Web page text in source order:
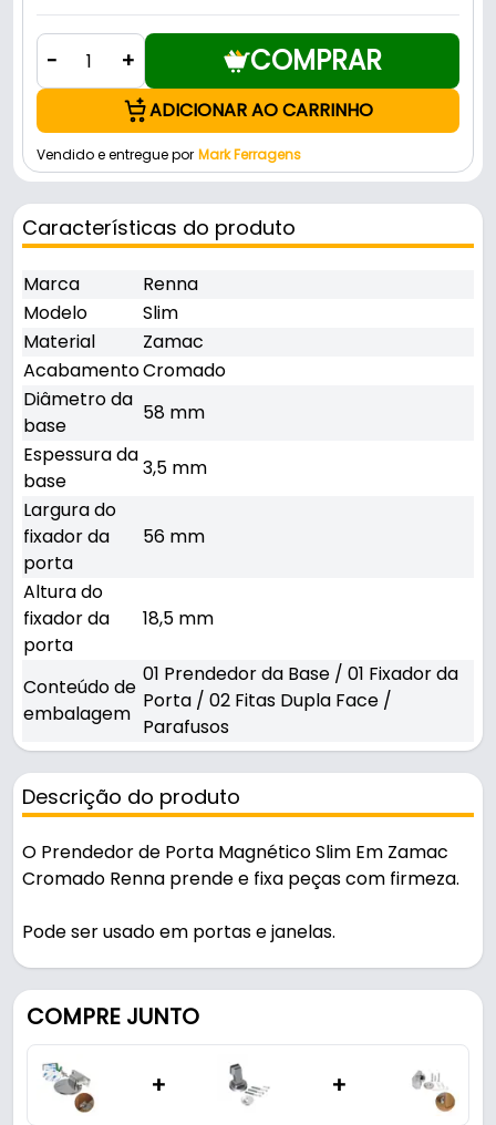
- + COMPRAR
ADICIONAR AO CARRINHO
Vendido e entregue por Mark Ferragens
Características do produto
Marca
Renna
Modelo
Slim
Material
Zamac
AcabamentoCromado
Diâmetro da
base
58 mm
Espessura da
base
3,5 mm
Largura do
fixador da
porta
56 mm
Altura do
fixador da
porta
18,5 mm
Conteúdo de
embalagem
01 Prendedor da Base / 01 Fixador da
Porta / 02 Fitas Dupla Face /
Parafusos
Descrição do produto
O Prendedor de Porta Magnético Slim Em Zamac
Cromado Renna prende e fixa peças com firmeza.
Pode ser usado em portas e janelas.
Fabricado em Zamac com acabamento cromado,
é resistente e durável no uso diário.
Características:
- Marca: Renna
- Modelo: Slim
COMPRE JUNTO
+ +